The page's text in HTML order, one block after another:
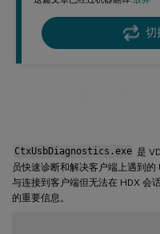
切
CtxUsbDiagnostics.exe 是
员快速诊断和解决客户端上遇到
与连接到客户端但无法在 HDX 会
的重要信息。